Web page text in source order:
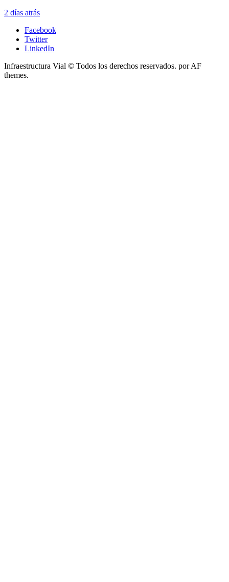
2 días atrás
Facebook
Twitter
LinkedIn
Infraestructura Vial © Todos los derechos reservados. por AF
themes.